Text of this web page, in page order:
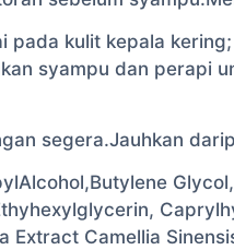
kulit kepala
syampu dan perapi
segera.Jauhkan
Extract Camellia